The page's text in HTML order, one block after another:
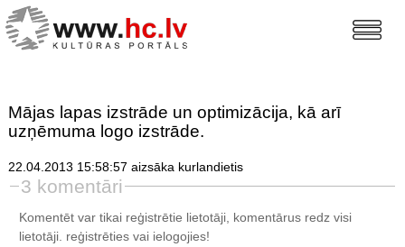
Mājas lapas izstrāde un optimizācija, kā arī
uzņēmuma logo izstrāde.
22.04.2013 15:58:57 aizsāka kurlandietis
3 komentāri
Komentēt var tikai reģistrētie lietotāji, komentārus redz visi
lietotāji. reģistrētiesvai ielogojies!